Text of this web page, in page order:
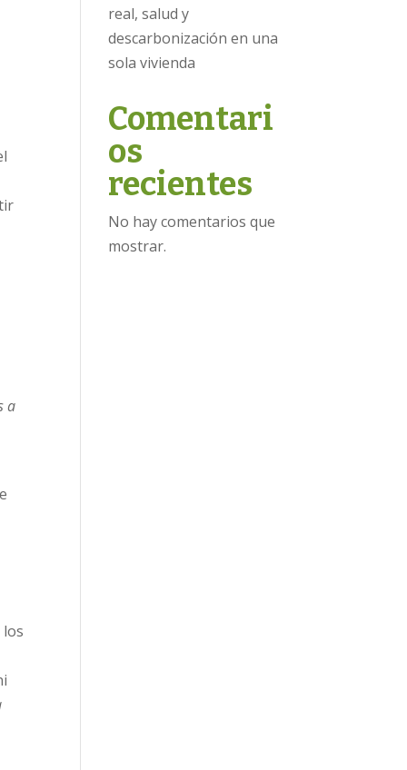
a
real, salud y
descarbonización en una
sola vivienda
Comentari
os
recientes
No hay comentarios que
mostrar.